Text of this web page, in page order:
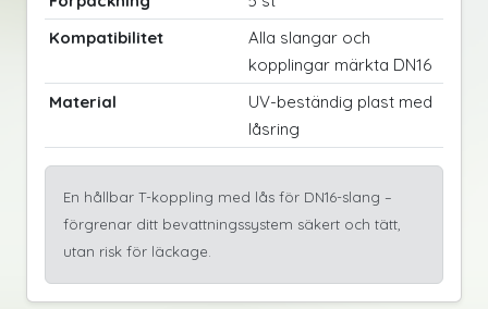
Kompatibilitet
Alla slangar och
kopplingar märkta DN16
Material
UV-beständig plast med
låsring
En hållbar T-koppling med lås för DN16-slang –
förgrenar ditt bevattningssystem säkert och tätt,
utan risk för läckage.